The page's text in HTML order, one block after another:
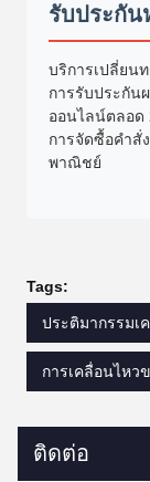
รับประกัน
บริการเปลี่ยน
การรับประกั
ออนไลน์ตลอด
การจัดซื้อคำสั่
พาณิชย์
Tags:
ประติมากรรมเ
การเคลื่อนไหว
ติดต่อ